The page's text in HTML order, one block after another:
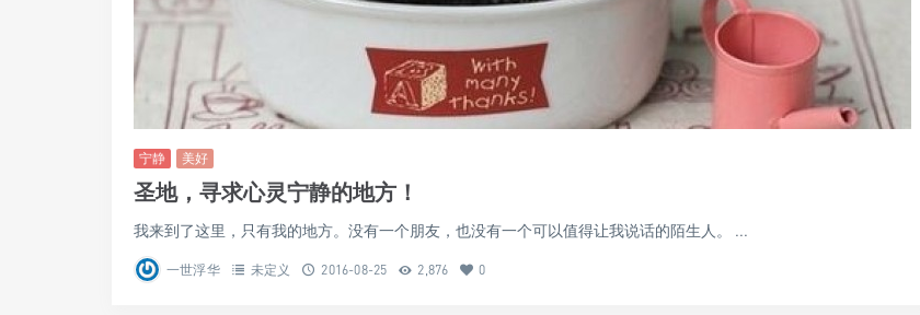
宁静 美好
圣地，寻求心灵宁静的地方！
我来到了这里，只有我的地方。没有一个朋友，也没有一个可以值得让我说话的陌生人。 ...
一世浮华 未定义 2016-08-25 2,876 0